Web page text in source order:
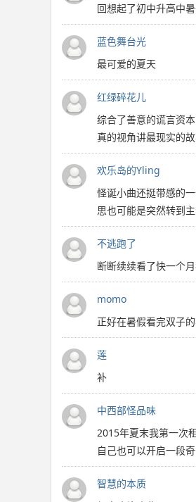
回想起了初中升高中
蓝色舞台光
最可爱的夏天
红绿碎花儿
综合了善意的谎言资
真的视角讲最现实的
欢乐岛的Yling
怪诞小曲还挺带感的
思也可能是突然转到
不逃跑了
断断续续看了快一个
momo
正好在暑假看完双子
莲
补
中西部怪品味
2015年夏末我第一次
自己也可以开启一段
智慧的本质